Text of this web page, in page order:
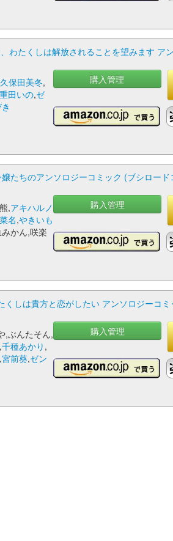
わたくしは解放されることを望みます ア
久保田美冬,
重田いの,ゼ
購入管理
たちのアンソロジーコミック (ブシロー
,アキハルノ
名,やきいも
かん,咲楽
購入管理
しは貴方と恋がしたい アンソロジーコ
,ぶんたそん,
千種あかり ,
,宮前葵,ゼン
購入管理